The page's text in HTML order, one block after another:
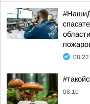
08:22
08:10